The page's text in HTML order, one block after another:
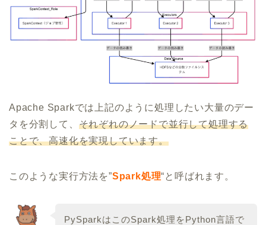
Apache Sparkでは上記のように処理したい大量のデー
タを分割して、 それぞれのノードで並行して処理する
ことで、高速化を実現しています。
このような実行方法を”Spark処理“と呼ばれます。
PySparkはこのSpark処理をPython言語で